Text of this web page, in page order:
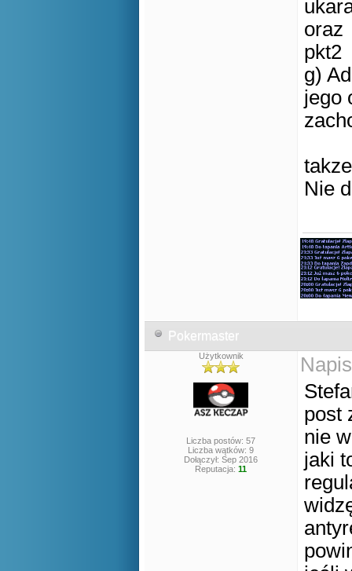
oraz
pkt2
g)
jego
Nie
Pokermaster
Użytkownik
Liczba postów: 57
Liczba wątków: 9
Dołączył: Sep 2016
Reputacja: 11
post
nie
jaki